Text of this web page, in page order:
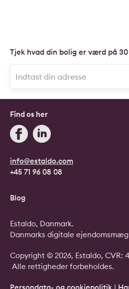
Tjek hvad din bolig er værd på 30
info@estaldo.com
+45 71 96 08 08
Find os her
Blog
Copyright © 2026, Estaldo, CVR:
Alle rettigheder forbeholdes.
Persondata- og cookiepolitik |
Estaldo, Danmark.
Danmarks digitale